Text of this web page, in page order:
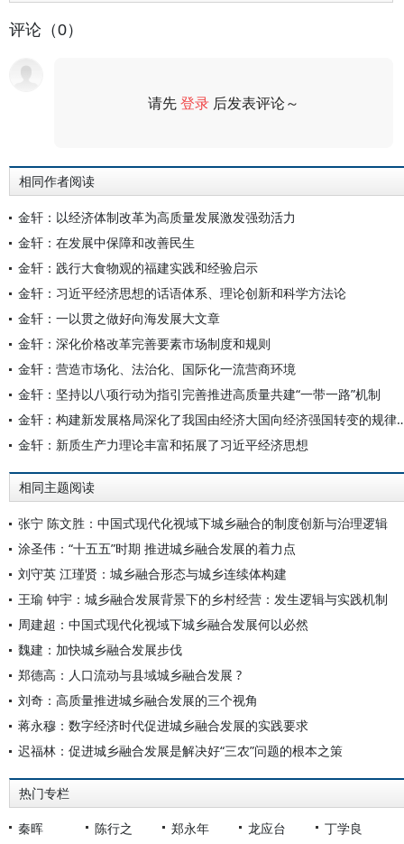
评论（0）
请先登录 后发表评论～
相同作者阅读
金轩：以经济体制改革为高质量发展激发强劲活力
金轩：在发展中保障和改善民生
金轩：践行大食物观的福建实践和经验启示
金轩：习近平经济思想的话语体系、理论创新和科学方法论
金轩：一以贯之做好向海发展大文章
金轩：深化价格改革完善要素市场制度和规则
金轩：营造市场化、法治化、国际化一流营商环境
金轩：坚持以八项行动为指引完善推进高质量共建“一带一路”机制
金轩：构建新发展格局深化了
金轩：新质生产力理论丰富和拓展了习近平经济思想
相同主题阅读
张宁 陈文胜：中国式现代化视域下城乡融合的制度创新与治理逻辑
涂圣伟：“十五五”时期 推进城乡融合发展的着力点
刘守英 江瑾贤：城乡融合形态与城乡连续体构建
王瑜 钟宇：城乡融合发展背景下的乡村经营：发生逻辑与实践机制
周建超：中国式现代化视域下城乡融合发展何以必然
魏建：加快城乡融合发展步伐
郑德高：人口流动与县域城乡融合发展 ?
刘奇：高质量推进城乡融合发展的三个视角
蒋永穆：数字经济时代促进城乡融合发展的实践要求
迟福林：促进城乡融合发展是解决好“三农”问题的根本之策
热门专栏
秦晖 陈行之 郑永年 龙应台
丁学良